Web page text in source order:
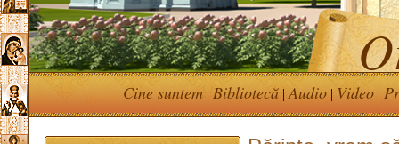
Cine suntem | Bibliotecă |Audio | Video |